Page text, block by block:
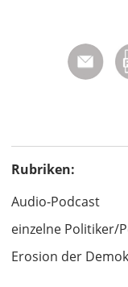
Rubriken:
Audio-Podcast
einzelne Politiker/
Erosion der